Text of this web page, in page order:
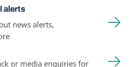
alerts
news alerts,
or media enquiries for